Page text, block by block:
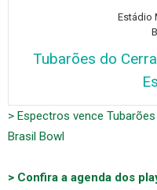
Estádio
Tubarões do
> Espectros vence
Brasil Bowl
> Confira a agenda dos